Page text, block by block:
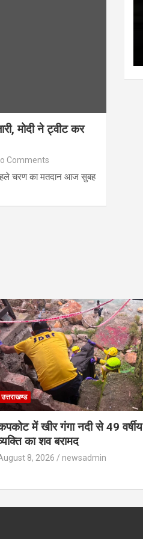
मोदी ने ट्वीट कर
Comments
चरण का मतदान आज सुबह
उत्तराखण्ड
में खीर गंगा नदी से 49 वर्षीय
का शव बरामद
8, 2026 newsadmin